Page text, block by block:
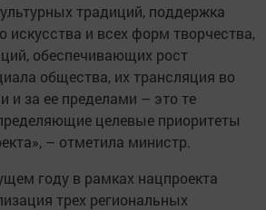
традиций, поддержка
искусства и всех форм творчества,
обеспечивающих рост
общества, их трансляция во
и за ее пределами – это те
целевые приоритеты
– отметила министр.
году в рамках нацпроекта
трех региональных